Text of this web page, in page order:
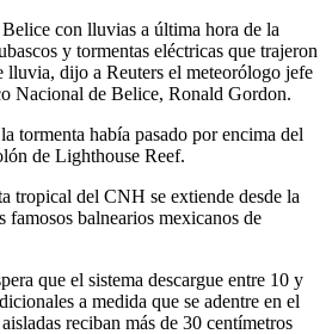
con lluvias a última hora de la
y tormentas eléctricas que trajeron
lluvia, dijo a Reuters el meteorólogo jefe
Nacional de Belice, Ronald Gordon.
tormenta había pasado por encima del
de Lighthouse Reef.
tropical del CNH se extiende desde la
famosos balnearios mexicanos de
que el sistema descargue entre 10 y
a medida que se adentre en el
reciban más de 30 centímetros